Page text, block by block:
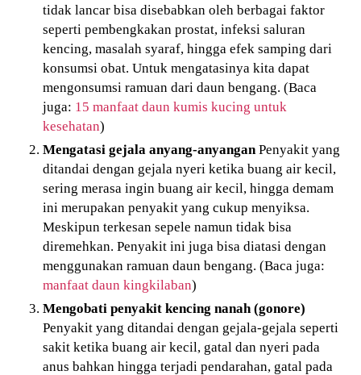
tidak lancar bisa disebabkan oleh berbagai faktor
seperti pembengkakan prostat, infeksi saluran
kencing, masalah syaraf, hingga efek samping dari
konsumsi obat. Untuk mengatasinya kita dapat
mengonsumsi ramuan dari daun bengang. (Baca
juga: 15 manfaat daun kumis kucing untuk
kesehatan)
Mengatasi gejala anyang-anyanganPenyakit yang
ditandai dengan gejala nyeri ketika buang air kecil,
sering merasa ingin buang air kecil, hingga demam
ini merupakan penyakit yang cukup menyiksa.
Meskipun terkesan sepele namun tidak bisa
diremehkan. Penyakit ini juga bisa diatasi dengan
menggunakan ramuan daun bengang. (Baca juga:
manfaat daun kingkilaban)
Mengobati penyakit kencing nanah (gonore)
Penyakit yang ditandai dengan gejala-gejala seperti
sakit ketika buang air kecil, gatal dan nyeri pada
anus bahkan hingga terjadi pendarahan, gatal pada